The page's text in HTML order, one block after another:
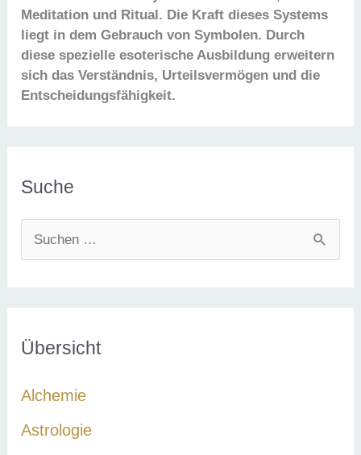
Meditation und Ritual. Die Kraft dieses Systems
liegt in dem Gebrauch von Symbolen. Durch
diese spezielle esoterische Ausbildung erweitern
sich das Verständnis, Urteilsvermögen und die
Entscheidungsfähigkeit.
Suche
u
e
n
a
Übersicht
Alchemie
Astrologie